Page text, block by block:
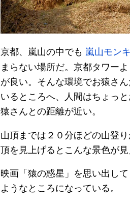
京都、嵐山の中でも 嵐山モン
まらない場所だ。京都タワー
が良い。そんな環境でお猿さ
いるところへ、人間はちょっ
猿さんとの距離が近い。
山頂までは２０分ほどの山登
頂を見上げるとこんな景色が見
映画「猿の惑星」を思い出し
ようなところになっている。